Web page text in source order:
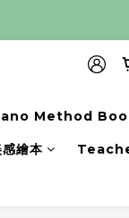
Method
繪本